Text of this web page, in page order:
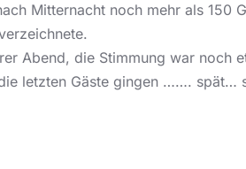
Mitternacht noch mehr als 150
Abend, die Stimmung war noch
letzten Gäste gingen …….